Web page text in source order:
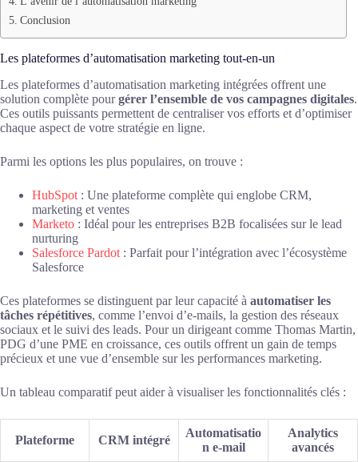
Conclusion
Les plateformes d’automatisation marketing tout-en-un
Les plateformes d’automatisation marketing intégrées offrent une
solution complète pourgérer l’ensemble de vos campagnes digitales.
Ces outils puissants permettent de centraliser vos efforts et d’optimiser
chaque aspect de votre stratégie en ligne.
Parmi les options les plus populaires, on trouve :
HubSpot : Une plateforme complète qui englobe CRM,
marketing et ventes
Marketo : Idéal pour les entreprises B2B focalisées sur le lead
nurturing
Salesforce Pardot : Parfait pour l’intégration avec l’écosystème
Salesforce
Ces plateformes se distinguent par leur capacité à automatiser les
tâches répétitives, comme l’envoi d’e-mails, la gestion des réseaux
sociaux et le suivi des leads. Pour un dirigeant comme Thomas Martin,
PDG d’une PME en croissance, ces outils offrent un gain de temps
précieux et une vue d’ensemble sur les performances marketing.
Un tableau comparatif peut aider à visualiser les fonctionnalités clés :
Plateforme CRM intégré
Automatisatio
n e-mail
Analytics
avancés